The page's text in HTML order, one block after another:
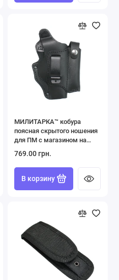
МИЛИТАРКА™ кобура
поясная скрытого ношения
для ПМ с магазином на
769.00 грн.
В корзину